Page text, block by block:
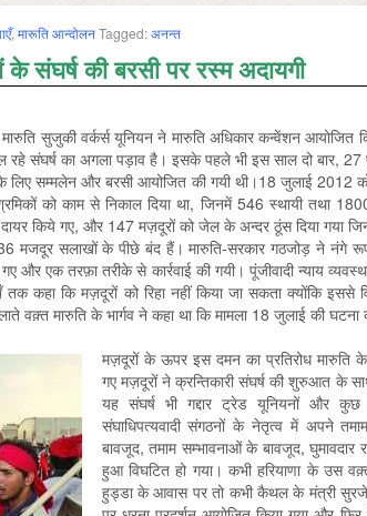
, मारूति आन्‍दोलनTagged:अनन्‍त
के संघर्ष की बरसी पर रस्म अदायगी
सुजुकी वर्कर्स यूनियन ने मारुति अधिकार कन्वेंशन आयोजित
संघर्ष का अगला पड़ाव है। इसके पहले भी इस साल दो बार,
लिए सम्मलेन और बरसी आयोजित की गयी थी।18 जुलाई 2012
को काम से निकाल दिया था, जिनमें 546 स्थायी तथा
किये गए, और 147 मज़दूरों को जेल के अन्दर ठूंस दिया गया
सलाखों के पीछे बंद हैं। मारुति-सरकार गठजोड़ ने नंगे
एक तरफ़ा तरीके से कार्रवाई की गयी। पूंजीवादी न्याय
कहा कि मज़दूरों को रिहा नहीं किया जा सकता क्योंकि इससे
वक़्त मारुति के भार्गव ने कहा था कि मामला 18 जुलाई की घटना
मज़दूरों के ऊपर इस दमन का प्रतिरोध मारुति
गए मज़दूरों ने क्रन्तिकारी संघर्ष की शुरुआत के
यह संघर्ष भी गद्दार ट्रेड यूनियनों और कुछ
संघाधिपत्यवादी संगठनों के नेतृत्व में अपने
बावजूद, तमाम सम्भावनाओं के बावजूद, घुमावदार
हुआ विघटित हो गया। कभी हरियाणा के उस
हुड्डा के आवास पर तो कभी कैथल के मंत्री